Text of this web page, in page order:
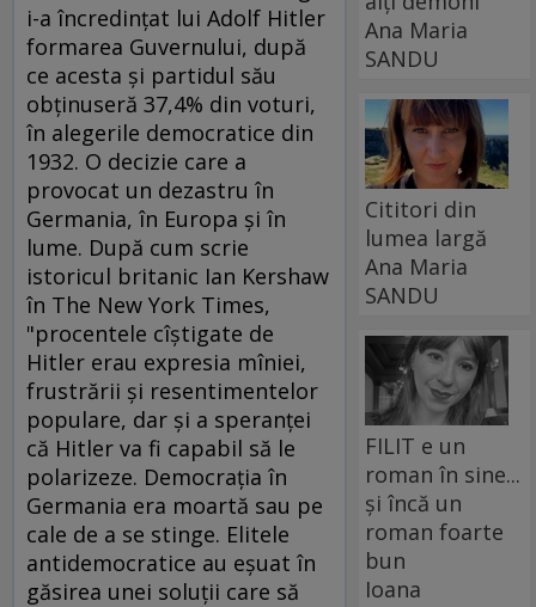
i-a încredinţat lui Adolf Hitler
formarea Guvernului, după
ce acesta şi partidul său
obţinuseră 37,4% din voturi,
în alegerile democratice din
1932. O decizie care a
provocat un dezastru în
Germania, în Europa şi în
lume. După cum scrie
istoricul britanic Ian Kershaw
în The New York Times,
"procentele cîştigate de
Hitler erau expresia mîniei,
frustrării şi resentimentelor
populare, dar şi a speranţei
că Hitler va fi capabil să le
polarizeze. Democraţia în
Germania era moartă sau pe
cale de a se stinge. Elitele
antidemocratice au eşuat în
găsirea unei soluţii care să
Ana Maria
SANDU
Cititori din
lumea largă
Ana Maria
SANDU
FILIT e un
roman în sine...
și încă un
roman foarte
bun
Ioana